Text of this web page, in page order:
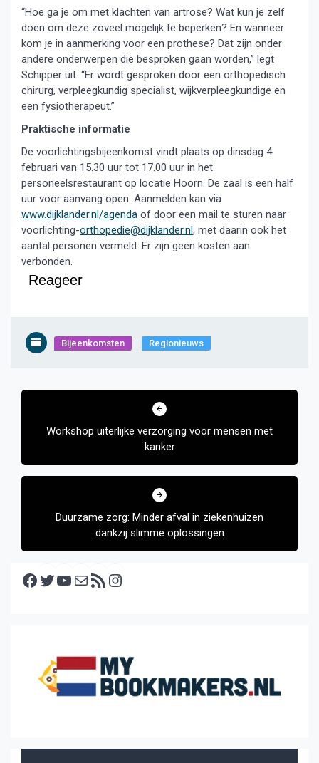
“Hoe ga je om met klachten van artrose? Wat kun je zelf
doen om deze zoveel mogelijk te beperken? En wanneer
kom je in aanmerking voor een prothese? Dat zijn onder
andere onderwerpen die besproken gaan worden,” legt
Schipper uit. “Er wordt gesproken door een orthopedisch
chirurg, verpleegkundig specialist, wijkverpleegkundige en
een fysiotherapeut.”
Praktische informatie
De voorlichtingsbijeenkomst vindt plaats op dinsdag 4
februari van 15.30 uur tot 17.00 uur in het
personeelsrestaurant op locatie Hoorn. De zaal is een half
uur voor aanvang open. Aanmelden kan via
www.dijklander.nl/agenda of door een mail te sturen naar
voorlichting-orthopedie@dijklander.nl, met daarin ook het
aantal personen vermeld. Er zijn geen kosten aan
verbonden.
Reageer
Bijeenkomsten Regionieuws
Bericht
Workshop uiterlijke verzorging voor mensen met
kanker
Duurzame zorg: Minder afval in ziekenhuizen
dankzij slimme oplossingen
Facebook Twitter YouTube E-mail RSS feed